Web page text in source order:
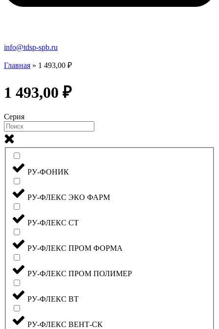
info@tdsp-spb.ru
Главная » 1 493,00 ₽
1 493,00 ₽
Серия
РУ-ФОНИК
РУ-ФЛЕКС ЭКО ФАРМ
РУ-ФЛЕКС СТ
РУ-ФЛЕКС ПРОМ ФОРМА
РУ-ФЛЕКС ПРОМ ПОЛИМЕР
РУ-ФЛЕКС ВТ
РУ-ФЛЕКС ВЕНТ-СК